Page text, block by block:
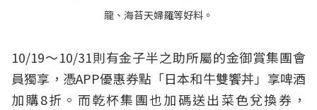
龍、海苔天婦羅等好料。
10/19～10/31則有金子半之助所屬的金御賞集團會
員獨享，憑APP優惠券點「日本和牛雙饗丼」享啤酒
加購8折。而乾杯集團也加碼送出菜色兌換券，